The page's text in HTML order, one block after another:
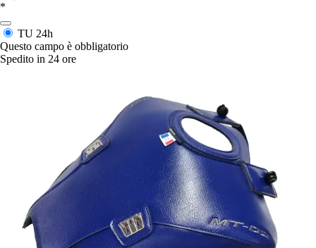
*
TU 24h
Questo campo è obbligatorio
Spedito in 24 ore